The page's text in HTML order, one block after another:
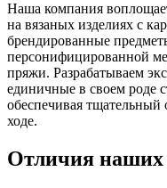
Наша компания
на вязаных изделиях с
брендированные
персонифицированной
пряжи. Разрабатываем
единичные в своем роде
обеспечивая тщательный
ходе.
Отличия наших